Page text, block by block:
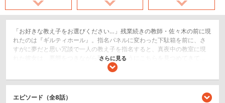
「お好きな教え子をお選びください…」残業続きの教師・佐々木の前に現
れたのは『ギルティホール』。指名パネルに変わった下駄箱を前に、さ
すがに夢だと思い冗談で一人の教え子を指名すると、真夜中の教室に現
れた彼女は、悪態をつきながら恥ずかしそうにこちらを見つめてきて…
「さっさと終わらせるから。我慢するとか無しな。」教師と教え子、禁
さらに見る
エピソード（全8話）